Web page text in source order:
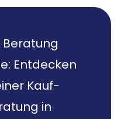
Entdecken
Kauf-
in